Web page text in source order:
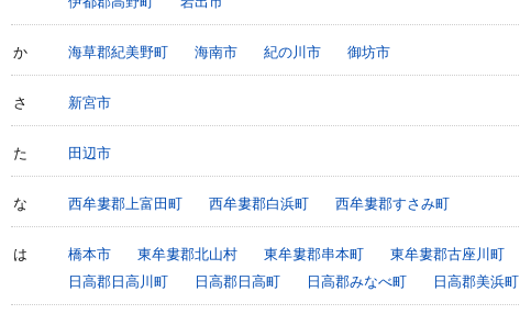
か 海草郡紀美野町 海南市 紀の川市 御坊市
さ 新宮市
た 田辺市
な 西牟婁郡上富田町 西牟婁郡白浜町 西牟婁郡すさみ町
は 橋本市 東牟婁郡北山村 東牟婁郡串本町 東牟婁郡古座川町
日高郡日高川町
日高郡日高町 日高郡みなべ町 日高郡美浜町